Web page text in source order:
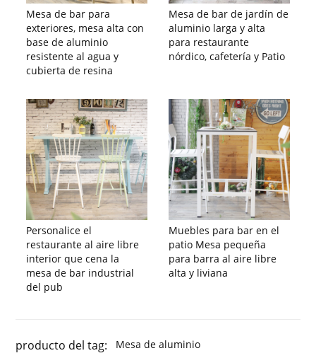
Mesa de bar para
exteriores, mesa alta con
base de aluminio
resistente al agua y
cubierta de resina
Mesa de bar de jardín de
aluminio larga y alta
para restaurante
nórdico, cafetería y Patio
Personalice el
restaurante al aire libre
interior que cena la
mesa de bar industrial
del pub
Muebles para bar en el
patio Mesa pequeña
para barra al aire libre
alta y liviana
producto del tag:
Mesa de aluminio